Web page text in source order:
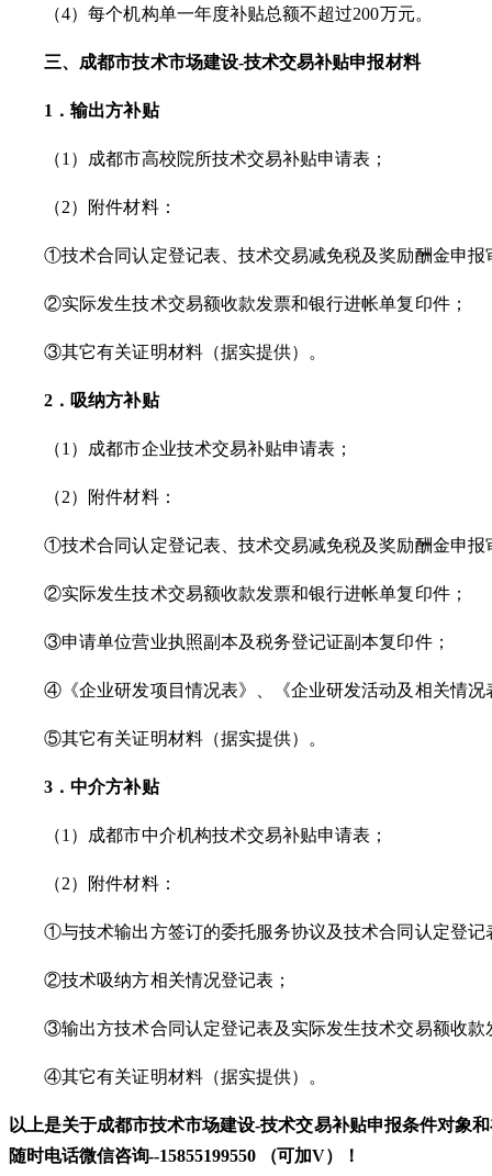
（4）每个机构单一年度补贴总额不超过200万元。
三、 成都市技术市场建设-技术交易补贴申报材料
1．输出方补贴
（1）成都市高校院所技术交易补贴申请表；
（2）附件材料：
①技术合同认定登记表、技术交易减免税及奖励酬金申报
②实际发生技术交易额收款发票和银行进帐单复印件；
③其它有关证明材料（据实提供）。
2．吸纳方补贴
（1）成都市企业技术交易补贴申请表；
（2）附件材料：
①技术合同认定登记表、技术交易减免税及奖励酬金申报
②实际发生技术交易额收款发票和银行进帐单复印件；
③申请单位营业执照副本及税务登记证副本复印件；
④《企业研发项目情况表》、《企业研发活动及相关情
⑤其它有关证明材料（据实提供）。
3．中介方补贴
（1）成都市中介机构技术交易补贴申请表；
（2）附件材料：
①与技术输出方签订的委托服务协议及技术合同认定登记
②技术吸纳方相关情况登记表；
③输出方技术合同认定登记表及实际发生技术交易额收款
④其它有关证明材料（据实提供）。
以上是关于成都市技术市场建设-技术交易补贴申报条件对象
随时电话微信咨询--15855199550 （可加V）！